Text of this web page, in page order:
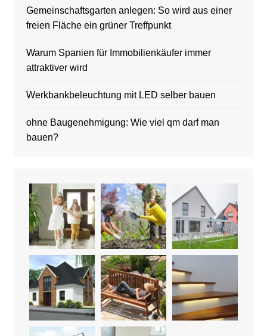
Gemeinschaftsgarten anlegen: So wird aus einer
freien Fläche ein grüner Treffpunkt
Warum Spanien für Immobilienkäufer immer
attraktiver wird
Werkbankbeleuchtung mit LED selber bauen
ohne Baugenehmigung: Wie viel qm darf man
bauen?